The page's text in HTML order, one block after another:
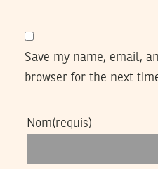
Save my name, email,
browser for the next
Nom(requis)